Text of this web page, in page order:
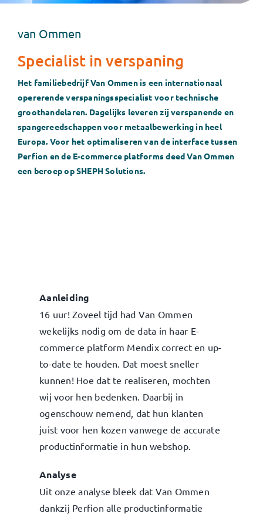
Contact
Zoeken
naar:
van Ommen
Specialist in verspaning
Het familiebedrijf Van Ommen is een internationaal
opererende verspaningsspecialist voor technische
groothandelaren. Dagelijks leveren zij verspanende en
spangereedschappen voor metaalbewerking in heel
Europa. Voor het optimaliseren van de interface tussen
Perfion en de E-commerce platforms deed Van Ommen
een beroep op SHEPH Solutions.
Aanleiding
16 uur! Zoveel tijd had Van Ommen
wekelijks nodig om de data in haar E-
commerce platform Mendix correct en up-
to-date te houden. Dat moest sneller
kunnen! Hoe dat te realiseren, mochten
wij voor hen bedenken. Daarbij in
ogenschouw nemend, dat hun klanten
juist voor hen kozen vanwege de accurate
productinformatie in hun webshop.
Analyse
Uit onze analyse bleek dat Van Ommen
dankzij Perfion alle productinformatie